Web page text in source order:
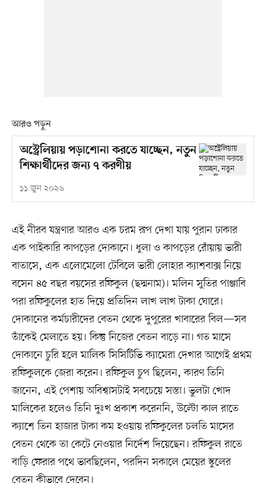
আরও পড়ুন
অস্ট্রেলিয়ায় পড়াশোনা করতে যাচ্ছেন, নতুন
শিক্ষার্থীদের জন্য ৭ করণীয়
১১ জুন ২০২৬
এই নীরব যন্ত্রণার আরও এক চরম রূপ দেখা যায় পুরান ঢাকার
এক পাইকারি কাপড়ের দোকানে। ধুলা ও কাপড়ের রোঁয়ায় ভারী
বাতাসে, এক এলোমেলো টেবিলে ভারী লোহার ক্যাশবাক্স নিয়ে
বসেন ৪৫ বছর বয়সের রফিকুল (ছদ্মনাম)। মলিন সুতির পাঞ্জাবি
পরা রফিকুলের হাত দিয়ে প্রতিদিন লাখ লাখ টাকা ঘোরে।
দোকানের কর্মচারীদের বেতন থেকে দুপুরের খাবারের বিল—সব
তাঁকেই মেলাতে হয়। কিন্তু নিজের বেতন বাড়ে না। গত মাসে
দোকানে চুরি হলে মালিক সিসিটিভি ক্যামেরা দেখার আগেই প্রথম
রফিকুলকে জেরা করেন। রফিকুল চুপ ছিলেন, কারণ তিনি
জানেন, এই পেশায় অবিশ্বাসটাই সবচেয়ে সস্তা। ভুলটা খোদ
মালিকের হলেও তিনি দুঃখ প্রকাশ করেননি, উল্টো কাল রাতে
ক্যাশে তিন হাজার টাকা কম হওয়ায় রফিকুলের চলতি মাসের
বেতন থেকে তা কেটে নেওয়ার নির্দেশ দিয়েছেন। রফিকুল রাতে
বাড়ি ফেরার পথে ভাবছিলেন, পরদিন সকালে মেয়ের স্কুলের